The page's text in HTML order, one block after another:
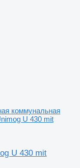
коммунальная
U 430 mit
U 430 mit